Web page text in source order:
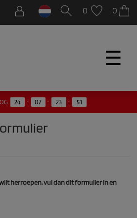
0 0
☰
herroepen, vul dan dit formulier in en
24 : 07 : 23 : 51